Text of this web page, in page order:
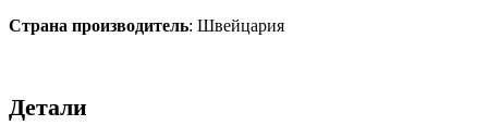
Страна производитель: Швейцария
Детали